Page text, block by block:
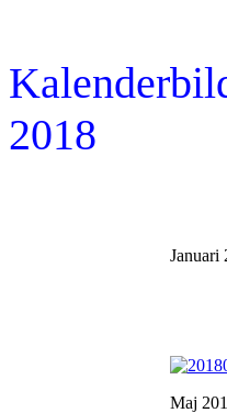
2018
Januari
Maj